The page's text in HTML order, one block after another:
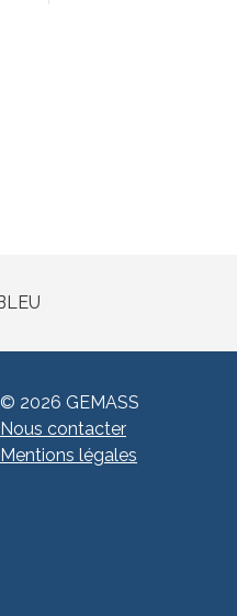
© 2026 GEMASS
Nous contacter
Mentions légales